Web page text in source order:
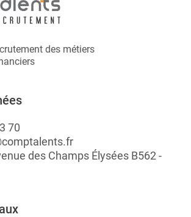
des métiers
70
des Champs Élysées B562 -